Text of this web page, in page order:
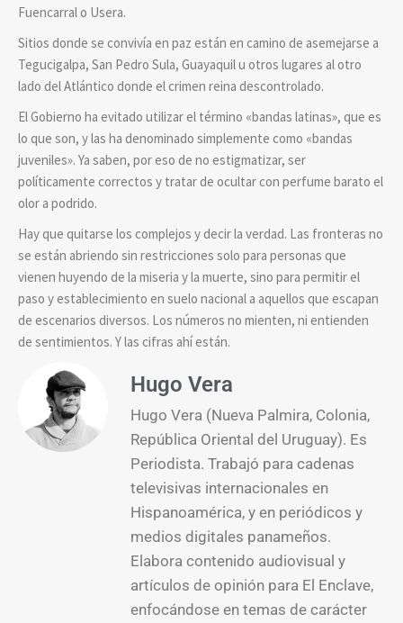
Fuencarral o Usera.
Sitios donde se convivía en paz están en camino de asemejarse a
Tegucigalpa, San Pedro Sula, Guayaquil u otros lugares al otro
lado del Atlántico donde el crimen reina descontrolado.
El Gobierno ha evitado utilizar el término «bandas latinas», que es
lo que son, y las ha denominado simplemente como «bandas
juveniles». Ya saben, por eso de no estigmatizar, ser
políticamente correctos y tratar de ocultar con perfume barato el
olor a podrido.
Hay que quitarse los complejos y decir la verdad. Las fronteras no
se están abriendo sin restricciones solo para personas que
vienen huyendo de la miseria y la muerte, sino para permitir el
paso y establecimiento en suelo nacional a aquellos que escapan
de escenarios diversos. Los números no mienten, ni entienden
de sentimientos. Y las cifras ahí están.
Hugo Vera
Hugo Vera (Nueva Palmira, Colonia,
República Oriental del Uruguay). Es
Periodista. Trabajó para cadenas
televisivas internacionales en
Hispanoamérica, y en periódicos y
medios digitales panameños.
Elabora contenido audiovisual y
artículos de opinión para El Enclave,
enfocándose en temas de carácter